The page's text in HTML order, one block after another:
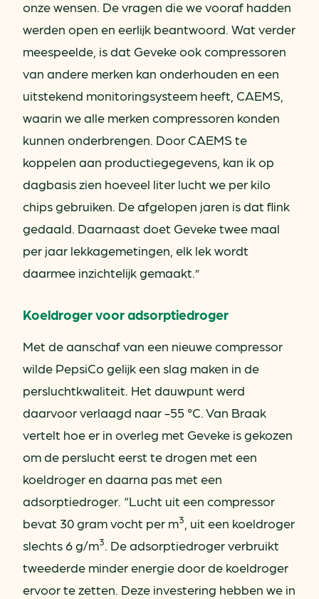
onze wensen. De vragen die we vooraf hadden
werden open en eerlijk beantwoord. Wat verder
meespeelde, is dat Geveke ook compressoren
van andere merken kan onderhouden en een
uitstekend monitoringsysteem heeft, CAEMS,
waarin we alle merken compressoren konden
kunnen onderbrengen. Door CAEMS te
koppelen aan productiegegevens, kan ik op
dagbasis zien hoeveel liter lucht we per kilo
chips gebruiken. De afgelopen jaren is dat flink
gedaald. Daarnaast doet Geveke twee maal
per jaar lekkagemetingen, elk lek wordt
daarmee inzichtelijk gemaakt.”
Koeldroger voor adsorptiedroger
Met de aanschaf van een nieuwe compressor
wilde PepsiCo gelijk een slag maken in de
persluchtkwaliteit. Het dauwpunt werd
daarvoor verlaagd naar -55 °C. Van Braak
vertelt hoe er in overleg met Geveke is gekozen
om de perslucht eerst te drogen met een
koeldroger en daarna pas met een
adsorptiedroger. “Lucht uit een compressor
bevat 30 gram vocht per m3
, uit een koeldroger
slechts 6 g/m3
. De adsorptiedroger verbruikt
tweederde minder energie door de koeldroger
ervoor te zetten. Deze investering hebben we in